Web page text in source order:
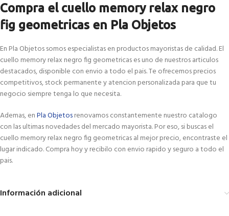
Compra el cuello memory relax negro
fig geometricas en Pla Objetos
En Pla Objetos somos especialistas en productos mayoristas de calidad. El
cuello memory relax negro fig geometricas es uno de nuestros articulos
destacados, disponible con envio a todo el pais. Te ofrecemos precios
competitivos, stock permanente y atencion personalizada para que tu
negocio siempre tenga lo que necesita.
Ademas, enPla Objetosrenovamos constantemente nuestro catalogo
con las ultimas novedades del mercado mayorista. Por eso, si buscas el
cuello memory relax negro fig geometricas al mejor precio, encontraste el
lugar indicado. Compra hoy y recibilo con envio rapido y seguro a todo el
pais.
Información adicional